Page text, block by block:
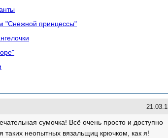
"Снежной принцессы"
сумочка! Всё очень просто и доступно
таких неопытных вязальщиц крючком, как я!